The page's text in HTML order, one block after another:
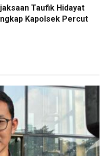
Taufik Hidayat
Kapolsek Percut